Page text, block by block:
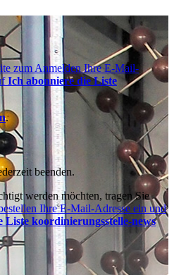
zum Anmelden Ihre E-Mail-
Ich abonniere die Liste
.
beenden.
werden möchten, tragen Sie
Ihre E-Mail-Adresse ein und
Liste koordinierungsstelle-news